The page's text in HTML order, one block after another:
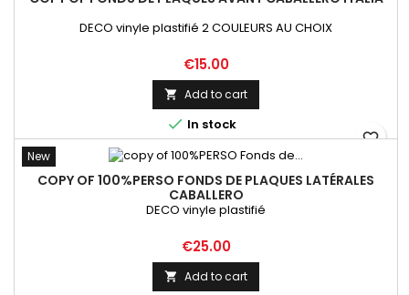
DECO vinyle plastifié 2 COULEURS AU CHOIX
Price
€15.00
 Add to cart
 In stock
favorite_border
New
COPY OF 100%PERSO FONDS DE PLAQUES LATÉRALES
CABALLERO
DECO vinyle plastifié
Price
€25.00
 Add to cart